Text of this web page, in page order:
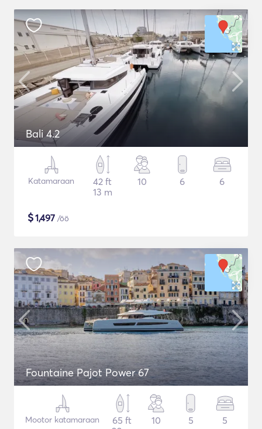
Bali 4.2
Katamaraan
42 ft
13 m
10 6 6
$1,497 /öö
Fountaine Pajot Power 67
Mootor katamaraan
65 ft
10 5 5